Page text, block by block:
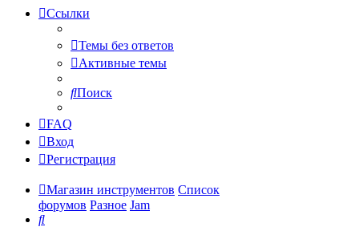
Ссылки
Темы без ответов
Активные темы
Поиск
FAQ
Вход
Регистрация
Магазин инструментов Список
форумов Разное Jam
Поиск